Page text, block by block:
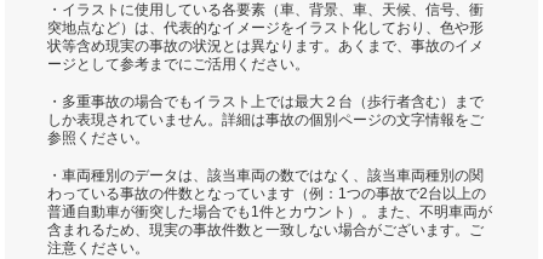
・イラストに使用している各要素（車、背景、車、天候、信号、衝
突地点など）は、代表的なイメージをイラスト化しており、色や形
状等含め現実の事故の状況とは異なります。あくまで、事故のイメ
ージとして参考までにご活用ください。
・多重事故の場合でもイラスト上では最大２台（歩行者含む）まで
しか表現されていません。詳細は事故の個別ページの文字情報をご
参照ください。
・車両種別のデータは、該当車両の数ではなく、該当車両種別の関
わっている事故の件数となっています（例：1つの事故で2台以上の
普通自動車が衝突した場合でも1件とカウント）。また、不明車両が
含まれるため、現実の事故件数と一致しない場合がございます。ご
注意ください。